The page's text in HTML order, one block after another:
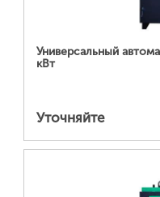
Универсальный
кВт
Уточняйте